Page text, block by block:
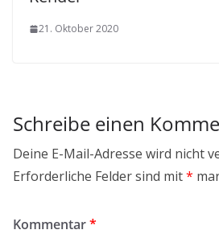
21. Oktober 2020
Schreibe einen
Deine E-Mail-Adresse wird nicht
Erforderliche Felder sind mit*
Kommentar*